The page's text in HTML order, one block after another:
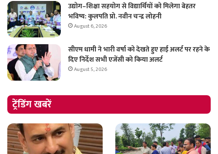
उद्योग–शिक्षा सहयोग से विद्यार्थियों को मिलेगा बेहतर
भविष्य: कुलपति प्रो. नवीन चन्द्र लोहनी
August 6, 2026
सीएम धामी ने भारी वर्षा को देखते हुए हाई अलर्ट पर रहने के
दिए निर्देश सभी एजेंसी को किया अलर्ट
August 5, 2026
ट्रेंडिंग खबरें